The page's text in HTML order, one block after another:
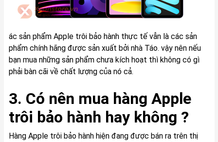
ác sản phẩm Apple trôi bảo hành thực tế vẫn là các sản
phẩm chính hãng được sản xuất bởi nhà Táo. vậy nên nếu
bạn mua những sản phẩm chưa kích hoạt thì không có gì
phải bàn cãi về chất lượng của nó cả.
3. Có nên mua hàng Apple
trôi bảo hành hay không ?
Hàng Apple trôi bảo hành hiện đang được bán ra trên thị